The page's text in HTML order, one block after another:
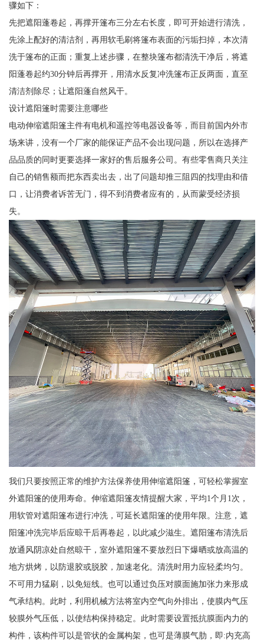
骤如下：
先把遮阳蓬卷起，再撑开篷布三分左右长度，即可开始进行清洗，
先涂上配好的清洁剂，再用软毛刷将篷布表面的污垢扫掉，本次清
洗于篷布的正面；重复上述步骤，在整块篷布都清洗干净后，将遮
阳蓬卷起约30分钟后再撑开，用清水反复冲洗篷布正反两面，直至
清洁剂除尽；让遮阳蓬自然风干。
设计遮阳篷时需要注意哪些
电动伸缩遮阳篷主件有电机和遥控等电器设备等，而目前国内外市
场来讲，没有一个厂家的能保证产品不会出现问题，所以在选择产
品品质的同时更要选择一家好的售后服务公司。有些零售商只关注
自己的销售额而把东西卖出去，出了问题却推三阻四的找理由和借
口，让消费者诉苦无门，得不到消费者应有的，从而蒙受经济损
失。
我们只要按照正常的维护方法保养使用伸缩遮阳篷，可轻松掌握室
外遮阳篷的使用寿命。伸缩遮阳篷友情提醒大家，平均1个月1次，
用软管对遮阳篷布进行冲洗，可延长遮阳篷的使用年限。注意，遮
阳篷冲洗完毕后应晾干后再卷起，以此减少滋生。遮阳篷布清洗后
放通风阴凉处自然晾干，室外遮阳篷不要放烈日下爆晒或放高温的
地方烘烤，以防退胶或脱胶，加速老化。清洗时用力应轻柔均匀。
不可用力猛刷，以免短线。也可以通过负压对膜面施加张力来形成
气承结构。此时，利用机械方法将室内空气向外排出，使膜内气压
较膜外气压低，以使结构保持稳定。此时需要设置抵抗膜面内力的
构件，该构件可以是管状的金属构架，也可是薄膜气肋，即:内充高